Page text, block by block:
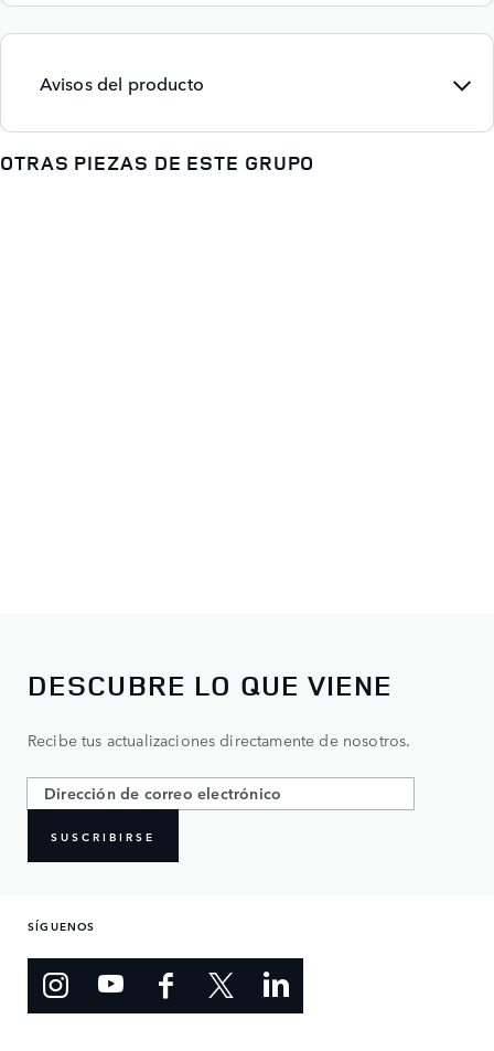
Avisos del producto
OTRAS PIEZAS DE ESTE GRUPO
DESCUBRE LO QUE VIENE
Recibe tus actualizaciones directamente de nosotros.
SUSCRIBIRSE
SÍGUENOS